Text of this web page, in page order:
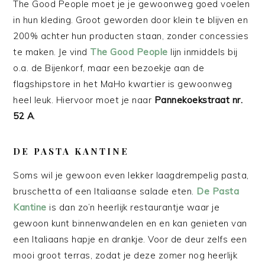
The Good People moet je je gewoonweg goed voelen
in hun kleding. Groot geworden door klein te blijven en
200% achter hun producten staan, zonder concessies
te maken. Je vind The Good People lijn inmiddels bij
o.a. de Bijenkorf, maar een bezoekje aan de
flagshipstore in het MaHo kwartier is gewoonweg
heel leuk. Hiervoor moet je naar Pannekoekstraat nr.
52 A.
DE PASTA KANTINE
Soms wil je gewoon even lekker laagdrempelig pasta,
bruschetta of een Italiaanse salade eten. De Pasta
Kantine is dan zo’n heerlijk restaurantje waar je
gewoon kunt binnenwandelen en en kan genieten van
een Italiaans hapje en drankje. Voor de deur zelfs een
mooi groot terras, zodat je deze zomer nog heerlijk